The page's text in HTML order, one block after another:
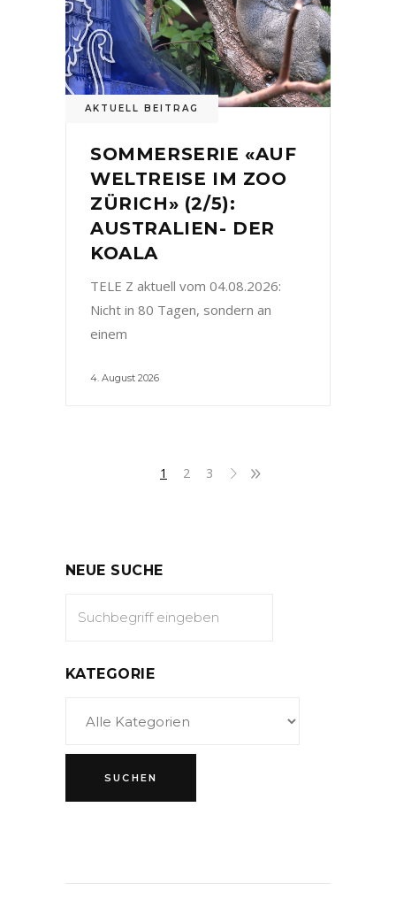
AKTUELL BEITRAG
SOMMERSERIE «AUF
WELTREISE IM ZOO
ZÜRICH» (2/5):
AUSTRALIEN- DER
KOALA
TELE Z aktuell vom 04.08.2026:
Nicht in 80 Tagen, sondern an
einem
4. August 2026
1 2 3
NEUE SUCHE
KATEGORIE